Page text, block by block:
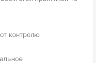
контролю